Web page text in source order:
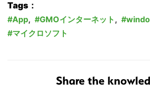
Tags：
App, GMOインターネット ,
マイクロソフト
Share the